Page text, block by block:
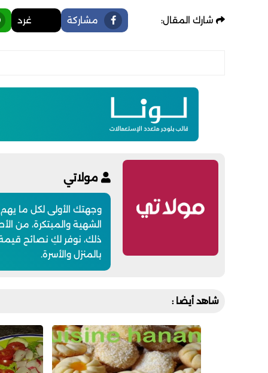
شارك المقال: مشاركة غرد
مولاتي
وجهتك الأولى لكل ما
الشهية والمبتكرة، من
ذلك، نوفر لكِ نصائح
بالمنزل والأسرة.
شاهد أيضا :